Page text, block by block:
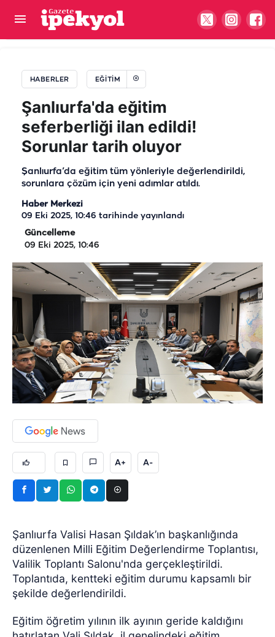
HABERLER EĞITIM
Şanlıurfa'da eğitim
seferberliği ilan edildi!
Sorunlar tarih oluyor
Şanlıurfa’da eğitim tüm yönleriyle değerlendirildi,
sorunlara çözüm için yeni adımlar atıldı.
Haber Merkezi
09 Eki 2025, 10:46 tarihinde yayınlandı
Güncelleme
09 Eki 2025, 10:46
A+ A-
Şanlıurfa Valisi Hasan Şıldak’ın başkanlığında
düzenlenen Milli Eğitim Değerlendirme Toplantısı,
Valilik Toplantı Salonu'nda gerçekleştirildi.
Toplantıda, kentteki eğitim durumu kapsamlı bir
şekilde değerlendirildi.
Eğitim öğretim yılının ilk ayının geride kaldığını
Harran Belediyesi kapılarını gençlere araladı: